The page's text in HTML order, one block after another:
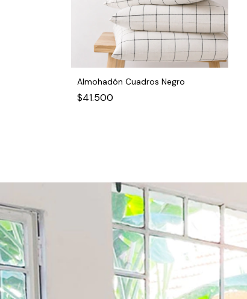
Almohadón Cuadros Negro
$41.500